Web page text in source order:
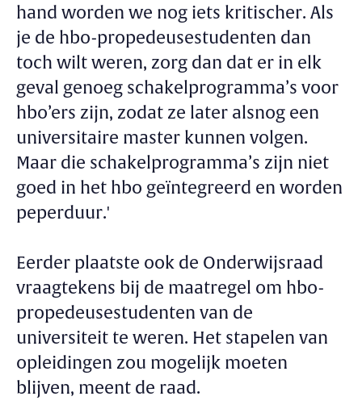
hand worden we nog iets kritischer. Als
je de hbo-propedeusestudenten dan
toch wilt weren, zorg dan dat er in elk
geval genoeg schakelprogramma’s voor
hbo’ers zijn, zodat ze later alsnog een
universitaire master kunnen volgen.
Maar die schakelprogramma’s zijn niet
goed in het hbo geïntegreerd en worden
peperduur.'
Eerder plaatste ook de Onderwijsraad
vraagtekens bij de maatregel om hbo-
propedeusestudenten van de
universiteit te weren. Het stapelen van
opleidingen zou mogelijk moeten
blijven, meent de raad.